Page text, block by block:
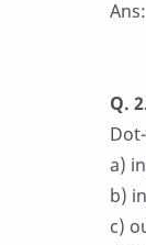
Q.
a)
b)
c)